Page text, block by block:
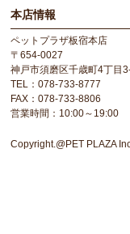
本店情報
ペットプラザ板宿本店
〒654-0027
神戸市須磨区千歳町4丁目
TEL：078-733-8777
FAX：078-733-8806
営業時間：10:00～19:00
Copyright.@PET PLAZA